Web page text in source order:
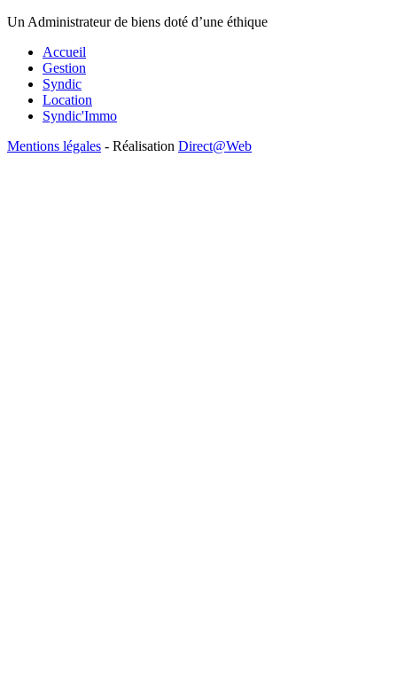
Un Administrateur de biens doté d’une éthique
Accueil
Gestion
Syndic
Location
Syndic'Immo
Mentions légales - Réalisation Direct@Web